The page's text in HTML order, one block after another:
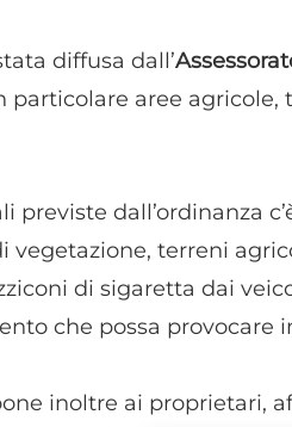
diffusa dall’
particolare aree
previste dall’ordinanza
vegetazione, terreni
di sigaretta dai
che possa provocare
inoltre ai proprietari,